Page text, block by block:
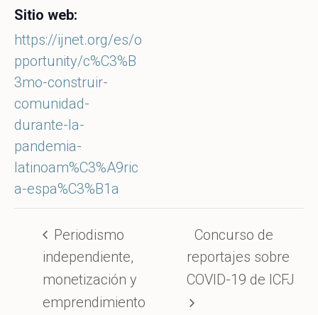
Sitio web:
https://ijnet.org/es/o
pportunity/c%C3%B
3mo-construir-
comunidad-
durante-la-
pandemia-
latinoam%C3%A9ric
a-espa%C3%B1a
Periodismo
independiente,
monetización y
emprendimiento
Concurso de
reportajes sobre
COVID-19 de ICFJ